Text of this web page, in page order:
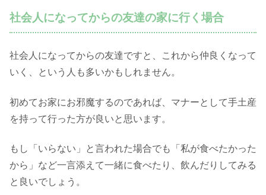
社会人になってからの友達の家に行く場合
社会人になってからの友達ですと、これから仲良くなって
いく、という人も多いかもしれません。
初めてお家にお邪魔するのであれば、マナーとして手土産
を持って行った方が良いと思います。
もし「いらない」と言われた場合でも「私が食べたかった
から」など一言添えて一緒に食べたり、飲んだりしてみる
と良いでしょう。